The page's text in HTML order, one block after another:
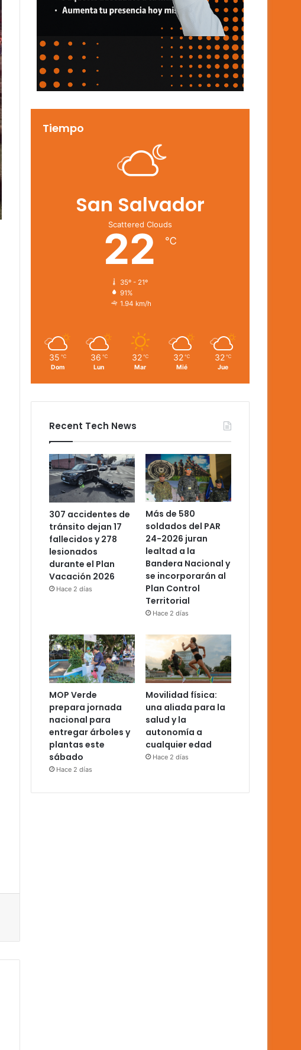
Tiempo
San Salvador
Scattered Clouds
22 ℃
35º - 21º
91%
1.94 km/h
35 ℃
Dom
36 ℃
Lun
32 ℃
Mar
32 ℃
Mié
32 ℃
Jue
Recent Tech News
307 accidentes de
tránsito dejan 17
fallecidos y 278
lesionados
durante el Plan
Vacación 2026
Hace 2 días
Más de 580
soldados del PAR
24-2026 juran
lealtad a la
Bandera Nacional y
se incorporarán al
Plan Control
Territorial
Hace 2 días
MOP Verde
prepara jornada
nacional para
entregar árboles y
plantas este
sábado
Hace 2 días
Movilidad física:
una aliada para la
salud y la
autonomía a
cualquier edad
Hace 2 días